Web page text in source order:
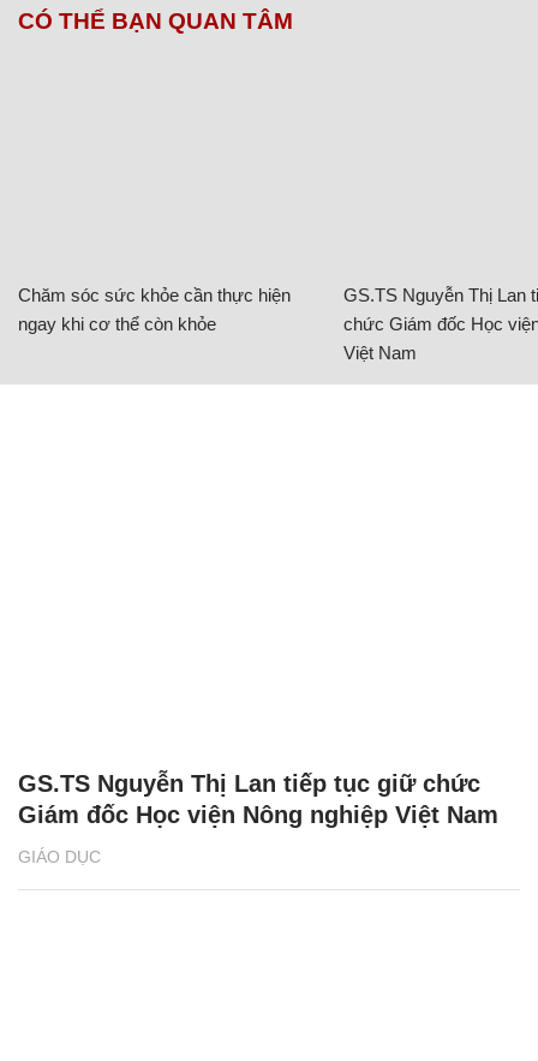
CÓ THỂ BẠN QUAN TÂM
Chăm sóc sức khỏe cần thực hiện
ngay khi cơ thể còn khỏe
GS.TS Nguyễn Thị Lan
chức Giám đốc Học
Việt Nam
GIÁO DỤC
GS.TS Nguyễn Thị Lan tiếp tục giữ chức
Giám đốc Học viện Nông nghiệp Việt Nam